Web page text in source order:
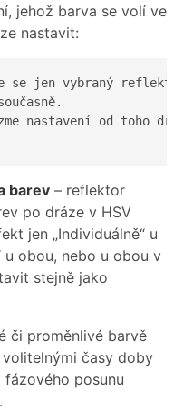
jehož barva se volí ve
nastavit:
se jen vybraný
nastavení od toho
barev – reflektor
po dráze v HSV
jen „Individuálně“ u
u obou, nebo u obou v
stejně jako
či proměnlivé barvě
časy doby
posunu